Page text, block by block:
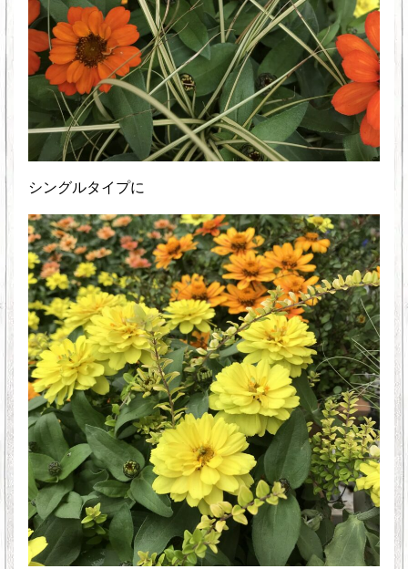
シングルタイプに